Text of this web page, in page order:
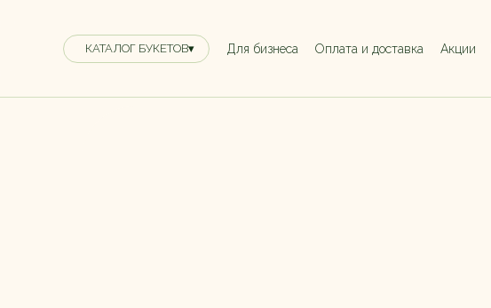
КАТАЛОГ БУКЕТОВ▾ Для бизнеса Оплата и доставка Акции